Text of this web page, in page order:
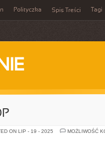
Polityczka Spis Treści Tagi
ON LIP - 19 - 2025
MOŻLIWOŚĆ